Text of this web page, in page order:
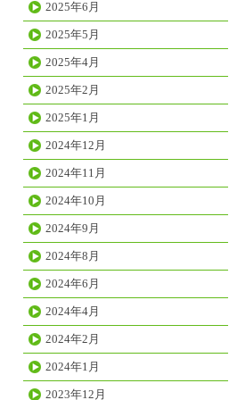
2025年6月
2025年5月
2025年4月
2025年2月
2025年1月
2024年12月
2024年11月
2024年10月
2024年9月
2024年8月
2024年6月
2024年4月
2024年2月
2024年1月
2023年12月